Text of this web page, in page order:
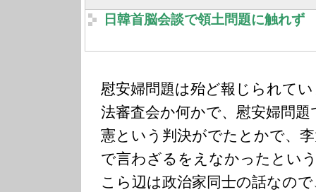
日韓首脳会談で領土問題に触れず
慰安婦問題は殆ど報じられて
法審査会か何かで、慰安婦問
憲という判決がでたとかで、
で言わざるをえなかったとい
こら辺は政治家同士の話なの